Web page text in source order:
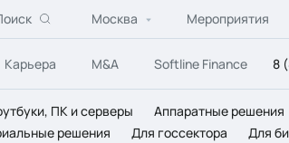
Москва Мероприятия
Карьера M&A Softline Finance 8
ПК и серверы Аппаратные решения
решения Для госсектора Для